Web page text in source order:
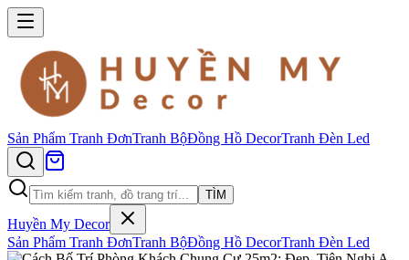
Sản Phẩm Tranh ĐơnTranh BộĐồng Hồ DecorTranh Đèn Led
TÌM
Huyền My Decor
Sản Phẩm Tranh ĐơnTranh BộĐồng Hồ DecorTranh Đèn Led